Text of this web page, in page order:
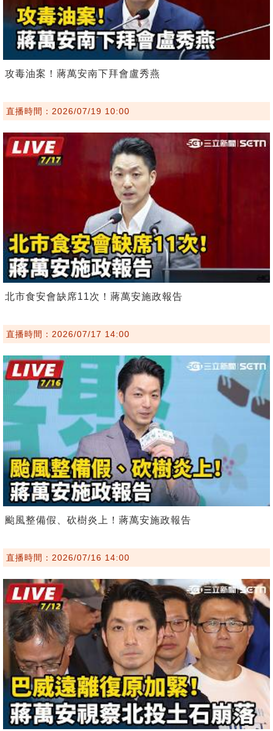
攻毒油案！蔣萬安南下拜會盧秀燕
直播時間：2026/07/19 10:00
北市食安會缺席11次！蔣萬安施政報告
直播時間：2026/07/17 14:00
颱風整備假、砍樹炎上！蔣萬安施政報告
直播時間：2026/07/16 14:00